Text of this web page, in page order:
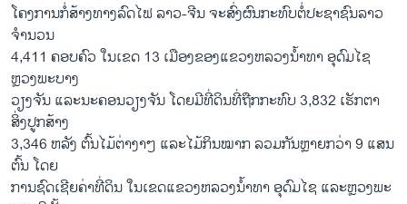
ໂຄງການກໍ່ສ້າງທາງລົດໄຟ ລາວ-ຈີນ ຈະສົ່ງຜົນກະທົບຕໍ່ປະຊາຊົນລາວ
ຈຳນວນ
4,411 ຄອບຄົວ ໃນເຂດ 13 ເມືອງຂອງແຂວງຫລວງນ້ຳທາ ອຸດົມໄຊ
ຫຼວງພະບາງ
ວຽງຈັນ ແລະນະຄອນວຽງຈັນ ໂດຍມີທີ່ດິນທີ່ຖືກກະທົບ 3,832 ເຮັກຕາ
ສິ່ງປູກສ້າງ
3,346 ຫລັງ ຕົ້ນໄມ້ຕ່າງາໆ ແລະໄມ້ກິນໝາກ ລວມກັນຫຼາຍກວ່າ 9 ແສນ
ຕົ້ນ ໂດຍ
ການຊົດເຊີຍຄ່າທີ່ດິນ ໃນເຂດແຂວງຫລວງນ້ຳທາ ອຸດົມໄຊ ແລະຫຼວງພະ